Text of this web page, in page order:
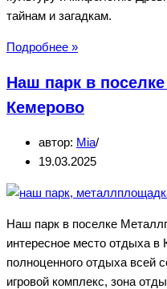
тайнам и загадкам.
Подробнее »Сокровища
Тутанхамона
—
в
Кемерово
Наш парк в
Кемерово
автор: Mia
19.03.2025
Наш парк в поселке
интересное место отдыха в
полноценного отдыха всей
игровой комплекс, зона